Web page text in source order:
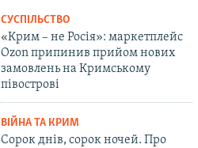
СУСПІЛЬСТВО
«Крим – не Росія»: маркетплейс
Ozon припинив прийом нових
замовлень на Кримському
півострові
ВІЙНА ТА КРИМ
Сорок днів, сорок ночей. Про